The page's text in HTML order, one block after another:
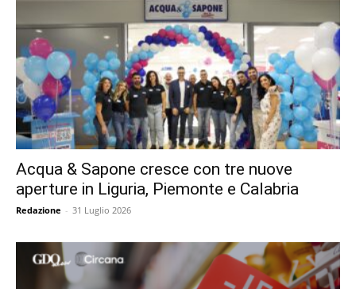
Acqua & Sapone cresce con tre nuove
aperture in Liguria, Piemonte e Calabria
Redazione - 31 Luglio 2026